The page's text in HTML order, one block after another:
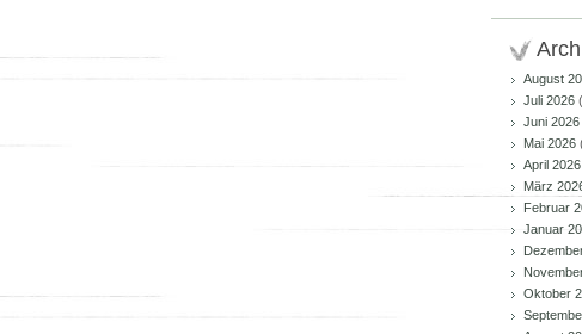
August
Juli 2026
Juni 2026
Mai 2026
April 2026
März
Februar
Januar
Oktober